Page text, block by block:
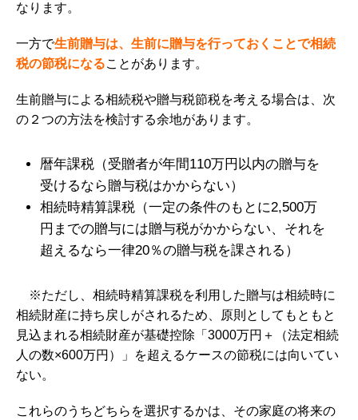
なります。
一方で生前贈与は、生前に贈与を行っておくことで相続
税の節税になることがあります。
生前贈与による相続税や贈与税節税を考える場合は、次
の２つの方法を検討する余地があります。
暦年課税（受贈者が年間110万円以内の贈与を
受けるなら贈与税はかからない）
相続時精算課税（一定の条件のもとに2,500万
円までの贈与には贈与税がかからない、それを
超えるなら一律20％の贈与税を課される）
※ただし、相続時精算課税を利用した贈与は相続時に
相続財産に持ち戻しがされるため、原則としてもともと
見込まれる相続財産が基礎控除「3000万円＋（法定相続
人の数×600万円）」を超えるケースの節税には向いてい
ない。
これらのうちどちらを選択するかは、その家庭の将来の